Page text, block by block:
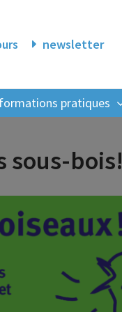
newsletter
pratiques
sous-bois!